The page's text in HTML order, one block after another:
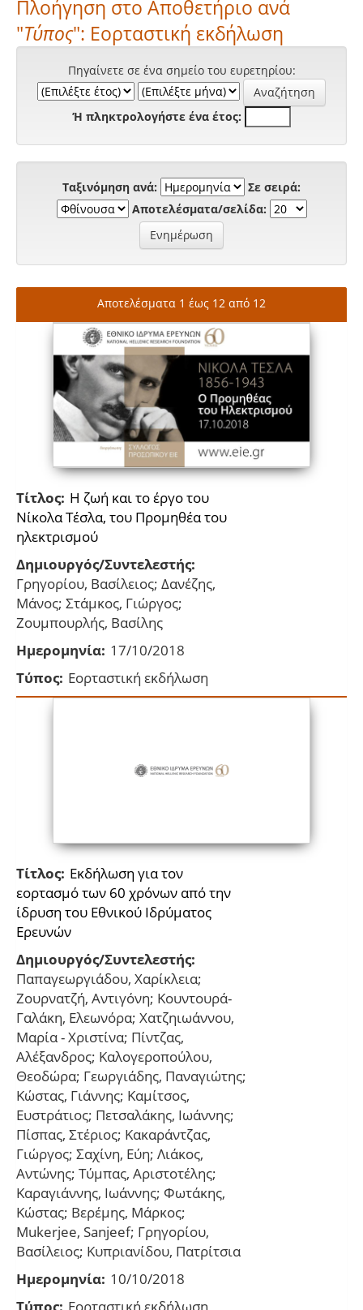
Πλοήγηση στο Αποθετήριο ανά
"Τύπος": Εορταστική εκδήλωση
Πηγαίνετε σε ένα σημείο του ευρετηρίου:
Ή πληκτρολογήστε ένα έτος:
Ταξινόμηση ανά:
Σε σειρά:
Αποτελέσματα/σελίδα:
Αποτελέσματα 1 έως 12 από 12
Τίτλος: Η ζωή και το έργο του
Νίκολα Τέσλα, του Προμηθέα του
ηλεκτρισμού
Δημιουργός/Συντελεστής:
Γρηγορίου, Βασίλειος; Δανέζης,
Μάνος; Στάμκος, Γιώργος;
Ζουμπουρλής, Βασίλης
Ημερομηνία: 17/10/2018
Τύπος: Εορταστική εκδήλωση
Τίτλος: Eκδήλωση για τον
εορτασμό των 60 χρόνων από την
ίδρυση του Εθνικού Ιδρύματος
Ερευνών
Δημιουργός/Συντελεστής:
Παπαγεωργιάδου, Χαρίκλεια;
Ζουρνατζή, Aντιγόνη; Κουντουρά-
Γαλάκη, Ελεωνόρα; Χατζηιωάννου,
Μαρία - Xριστίνα; Πίντζας,
Αλέξανδρος; Καλογεροπούλου,
Θεοδώρα; Γεωργιάδης, Παναγιώτης;
Κώστας, Γιάννης; Καμίτσος,
Ευστράτιος; Πετσαλάκης, Ιωάννης;
Πίσπας, Στέριος; Κακαράντζας,
Γιώργος; Σαχίνη, Εύη; Λιάκος,
Αντώνης; Τύμπας, Αριστοτέλης;
Καραγιάννης, Ιωάννης; Φωτάκης,
Κώστας; Βερέμης, Μάρκος;
Mukerjee, Sanjeef; Γρηγορίου,
Βασίλειος; Κυπριανίδου, Πατρίτσια
Ημερομηνία: 10/10/2018